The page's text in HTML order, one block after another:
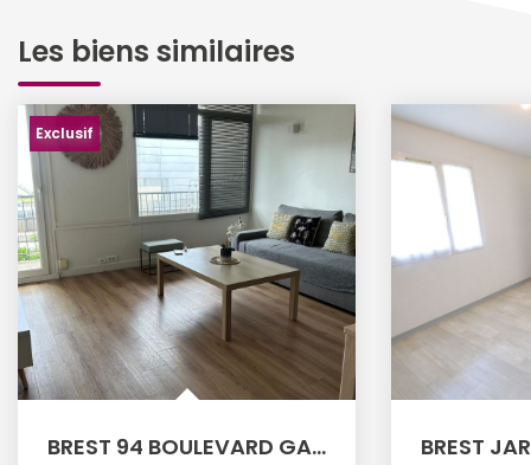
Les biens similaires
Exclusif
BREST 94 BOULEVARD GAMBETTA - Appartement T3 meublé de 58m²